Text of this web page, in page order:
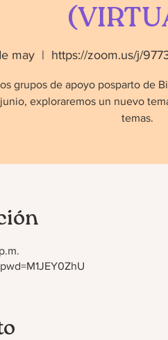
may
  |
https://zoom.us/j/
grupos de apoyo posparto de
exploraremos un nuevo
temas.